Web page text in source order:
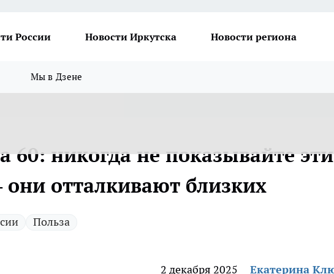
России Новости Иркутска Новости региона
Мы в Дзене
60: никогда не показывайте эти
отталкивают близких
Польза
2 декабря 2025 Екатерина